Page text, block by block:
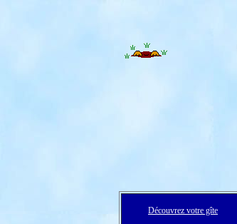
Découvrez votre gîte